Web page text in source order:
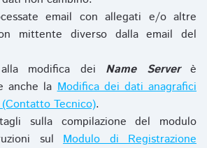
email con allegati e/o altre
mittente diverso dalla email del
alla modifica dei Name Serverè
anche laModifica dei dati anagrafici
Tecnico).
sulla compilazione del modulo
sul Modulo di Registrazione